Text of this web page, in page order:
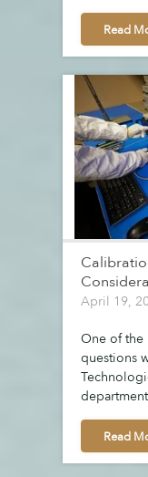
Read
April 19,
One of the
questions
Read